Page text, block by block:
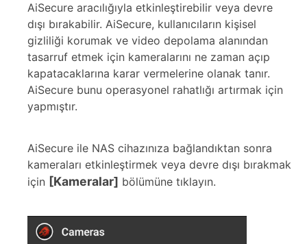
AiSecure aracılığıyla etkinleştirebilir veya devre
dışı bırakabilir. AiSecure, kullanıcıların kişisel
gizliliği korumak ve video depolama alanından
tasarruf etmek için kameralarını ne zaman açıp
kapatacaklarına karar vermelerine olanak tanır.
AiSecure bunu operasyonel rahatlığı artırmak için
yapmıştır.
AiSecure ile NAS cihazınıza bağlandıktan sonra
kameraları etkinleştirmek veya devre dışı bırakmak
için [Kameralar] bölümüne tıklayın.